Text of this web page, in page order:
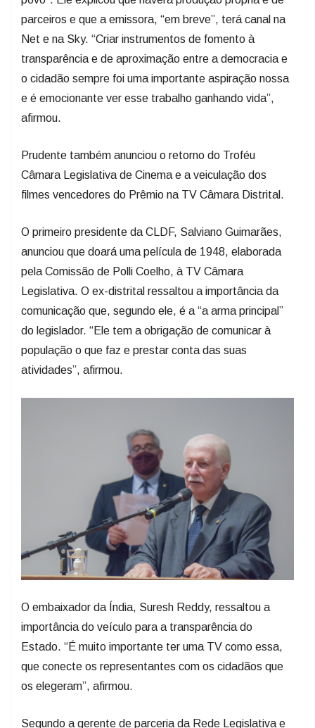
parceiros e que a emissora, “em breve”, terá canal na
Net e na Sky. “Criar instrumentos de fomento à
transparência e de aproximação entre a democracia e
o cidadão sempre foi uma importante aspiração nossa
e é emocionante ver esse trabalho ganhando vida”,
afirmou.
Prudente também anunciou o retorno do Troféu
Câmara Legislativa de Cinema e a veiculação dos
filmes vencedores do Prêmio na TV Câmara Distrital.
O primeiro presidente da CLDF, Salviano Guimarães,
anunciou que doará uma película de 1948, elaborada
pela Comissão de Polli Coelho, à TV Câmara
Legislativa. O ex-distrital ressaltou a importância da
comunicação que, segundo ele, é a “a arma principal”
do legislador. “Ele tem a obrigação de comunicar à
população o que faz e prestar conta das suas
atividades”, afirmou.
O embaixador da Índia, Suresh Reddy, ressaltou a
importância do veículo para a transparência do
Estado. “É muito importante ter uma TV como essa,
que conecte os representantes com os cidadãos que
os elegeram”, afirmou.
Segundo a gerente de parceria da Rede Legislativa e